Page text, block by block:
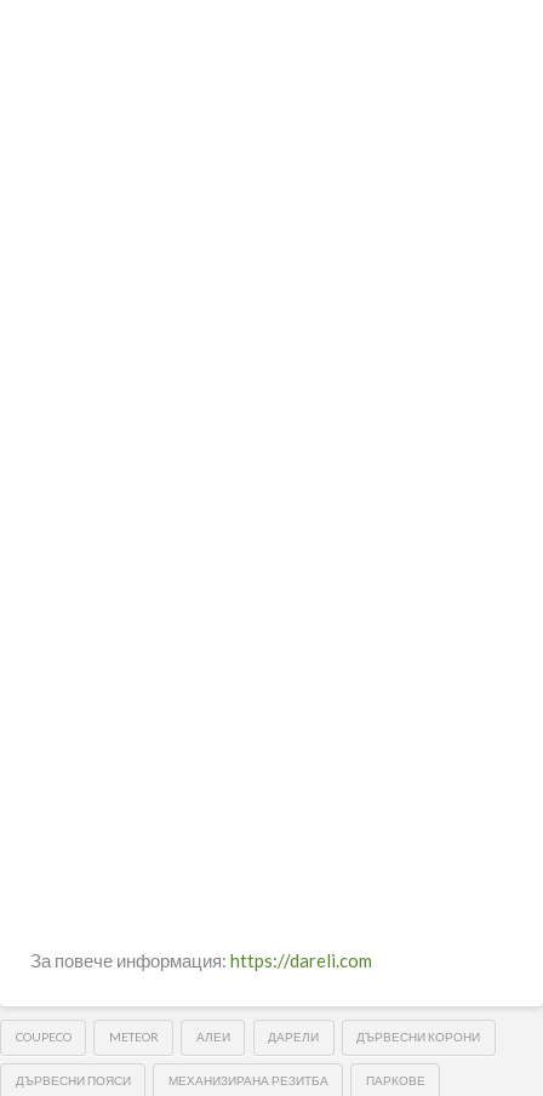
За повече информация: https://dareli.com
COUPECO METEOR АЛЕИ ДАРЕЛИ ДЪРВЕСНИ КОРОНИ
ДЪРВЕСНИ ПОЯСИ МЕХАНИЗИРАНА РЕЗИТБА ПАРКОВЕ